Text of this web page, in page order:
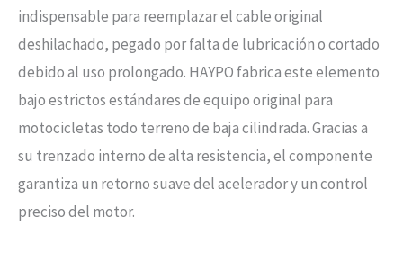
indispensable para reemplazar el cable original
deshilachado, pegado por falta de lubricación o cortado
debido al uso prolongado. HAYPO fabrica este elemento
bajo estrictos estándares de equipo original para
motocicletas todo terreno de baja cilindrada. Gracias a
su trenzado interno de alta resistencia, el componente
garantiza un retorno suave del acelerador y un control
preciso del motor.